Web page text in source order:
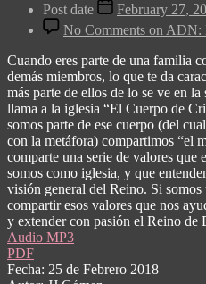
Post date
February 27,
No Comments on ADN:
Cuando eres parte de una familia
demás miembros, lo que te da
más parte de ellos de lo se ve en
llama a la iglesia “El Cuerpo de
somos parte de ese cuerpo (del
con la metáfora) compartimos “el
comparte una serie de valores que
somos como iglesia, y que
visión general del Reino. Si
compartir esos valores que nos
y extender con pasión el Reino de
Audio MP3
PDF
Fecha: 25 de Febrero 2018